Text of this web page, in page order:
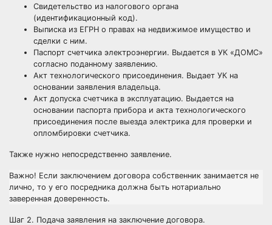
Свидетельство из налогового органа
(идентификационный код).
Выписка из ЕГРН о правах на недвижимое имущество и
сделки с ним.
Паспорт счетчика электроэнергии. Выдается в УК «ДОМС»
согласно поданному заявлению.
Акт технологического присоединения. Выдает УК на
основании заявления владельца.
Акт допуска счетчика в эксплуатацию. Выдается на
основании паспорта прибора и акта технологического
присоединения после выезда электрика для проверки и
опломбировки счетчика.
Также нужно непосредственно заявление.
Важно! Если заключением договора собственник занимается не
лично, то у его посредника должна быть нотариально
заверенная доверенность.
Шаг 2. Подача заявления на заключение договора.